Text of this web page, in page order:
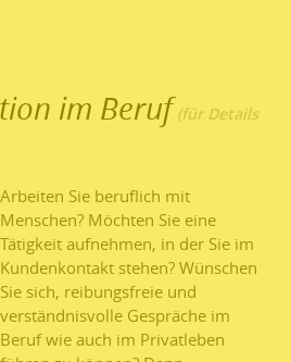
im Beruf
Arbeiten Sie beruflich mit
Menschen? Möchten Sie eine
Tätigkeit aufnehmen, in der Sie im
Kundenkontakt stehen? Wünschen
Sie sich, reibungsfreie und
verständnisvolle Gespräche im
Beruf wie auch im Privatleben